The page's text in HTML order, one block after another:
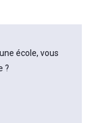
école, vous
?